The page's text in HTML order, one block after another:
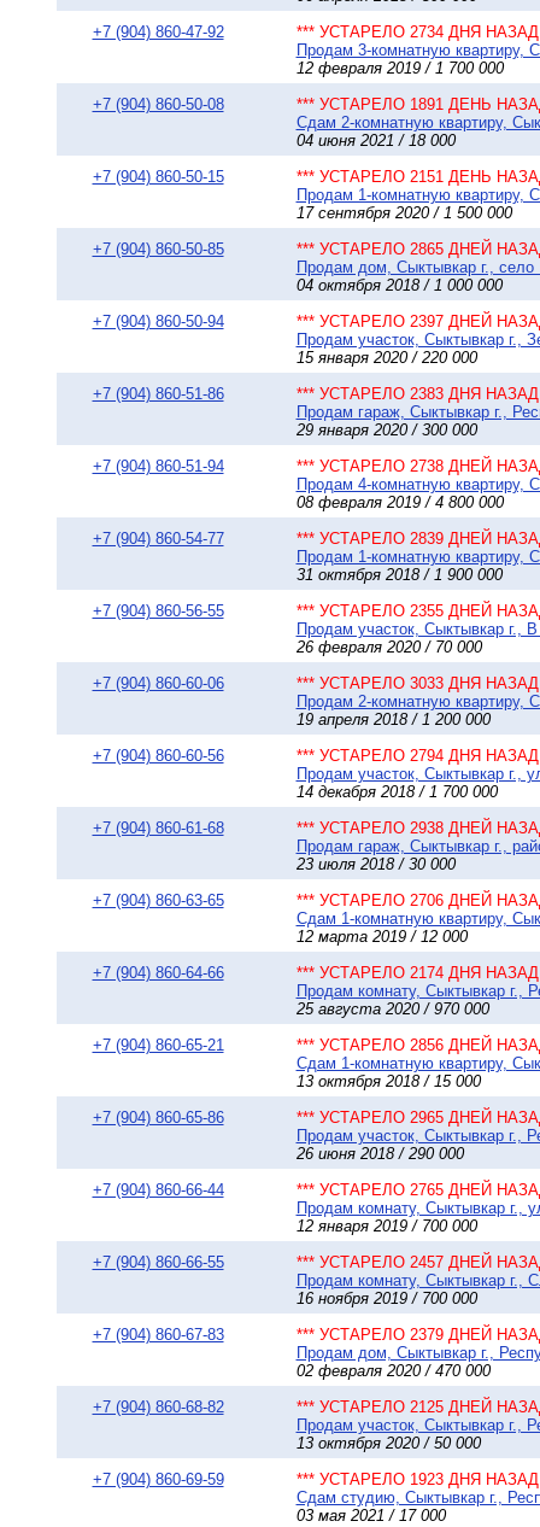
+7 (904) 860-47-92
*** УСТАРЕЛО 2734 ДНЯ НАЗАД
Продам 3-комнатную квартиру,
12 февраля 2019 / 1 700 000
+7 (904) 860-50-08
*** УСТАРЕЛО 1891 ДЕНЬ
Сдам 2-комнатную квартиру,
04 июня 2021 / 18 000
+7 (904) 860-50-15
*** УСТАРЕЛО 2151 ДЕНЬ
Продам 1-комнатную квартиру,
17 сентября 2020 / 1 500 000
+7 (904) 860-50-85
*** УСТАРЕЛО 2865 ДНЕЙ
Продам дом, Сыктывкар г.,
04 октября 2018 / 1 000 000
+7 (904) 860-50-94
*** УСТАРЕЛО 2397 ДНЕЙ
Продам участок, Сыктывкар г.,
15 января 2020 / 220 000
+7 (904) 860-51-86
*** УСТАРЕЛО 2383 ДНЯ НАЗАД
Продам гараж, Сыктывкар г.,
29 января 2020 / 300 000
+7 (904) 860-51-94
*** УСТАРЕЛО 2738 ДНЕЙ
Продам 4-комнатную квартиру,
08 февраля 2019 / 4 800 000
+7 (904) 860-54-77
*** УСТАРЕЛО 2839 ДНЕЙ
Продам 1-комнатную квартиру,
31 октября 2018 / 1 900 000
+7 (904) 860-56-55
*** УСТАРЕЛО 2355 ДНЕЙ
Продам участок, Сыктывкар г.,
26 февраля 2020 / 70 000
+7 (904) 860-60-06
*** УСТАРЕЛО 3033 ДНЯ НАЗАД
Продам 2-комнатную квартиру,
19 апреля 2018 / 1 200 000
+7 (904) 860-60-56
*** УСТАРЕЛО 2794 ДНЯ НАЗАД
Продам участок, Сыктывкар г.,
14 декабря 2018 / 1 700 000
+7 (904) 860-61-68
*** УСТАРЕЛО 2938 ДНЕЙ
Продам гараж, Сыктывкар г.,
23 июля 2018 / 30 000
+7 (904) 860-63-65
*** УСТАРЕЛО 2706 ДНЕЙ
Сдам 1-комнатную квартиру,
12 марта 2019 / 12 000
+7 (904) 860-64-66
*** УСТАРЕЛО 2174 ДНЯ НАЗАД
Продам комнату, Сыктывкар г.,
25 августа 2020 / 970 000
+7 (904) 860-65-21
*** УСТАРЕЛО 2856 ДНЕЙ
Сдам 1-комнатную квартиру,
13 октября 2018 / 15 000
+7 (904) 860-65-86
*** УСТАРЕЛО 2965 ДНЕЙ
Продам участок, Сыктывкар г.,
26 июня 2018 / 290 000
+7 (904) 860-66-44
*** УСТАРЕЛО 2765 ДНЕЙ
Продам комнату, Сыктывкар г.,
12 января 2019 / 700 000
+7 (904) 860-66-55
*** УСТАРЕЛО 2457 ДНЕЙ
Продам комнату, Сыктывкар г.,
16 ноября 2019 / 700 000
+7 (904) 860-67-83
*** УСТАРЕЛО 2379 ДНЕЙ
Продам дом, Сыктывкар г.,
02 февраля 2020 / 470 000
+7 (904) 860-68-82
*** УСТАРЕЛО 2125 ДНЕЙ
Продам участок, Сыктывкар г.,
13 октября 2020 / 50 000
+7 (904) 860-69-59
*** УСТАРЕЛО 1923 ДНЯ НАЗАД
Сдам студию, Сыктывкар г.,
03 мая 2021 / 17 000